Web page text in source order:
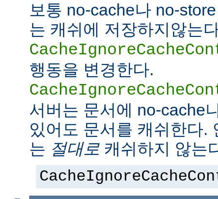
보통 no-cache나 no-
는 캐쉬에 저장하지않는
행동을 변경한다.
서버는 문서에 no-cache
있어도 문서를 캐쉬한다.
는 절대로 캐쉬하지 않는